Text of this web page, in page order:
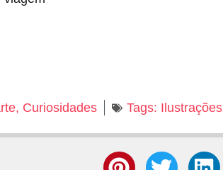
, Curiosidades Tags: Ilustrações